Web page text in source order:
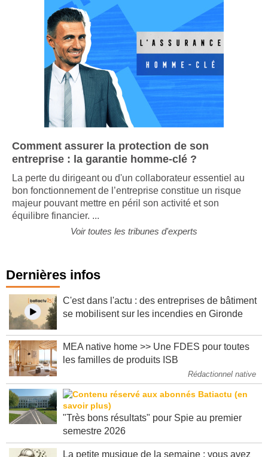
Comment assurer la protection de son
entreprise : la garantie homme-clé ?
La perte du dirigeant ou d'un collaborateur essentiel au
bon fonctionnement de l’entreprise constitue un risque
majeur pouvant mettre en péril son activité et son
Dernières infos
C'est dans l'actu : des entreprises de bâtiment
MEA native home >> Une FDES pour toutes
Rédactionnel native
"Très bons résultats" pour Spie au premier